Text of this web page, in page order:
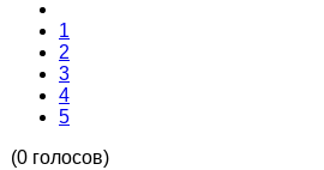
1
2
3
4
5
(0 голосов)